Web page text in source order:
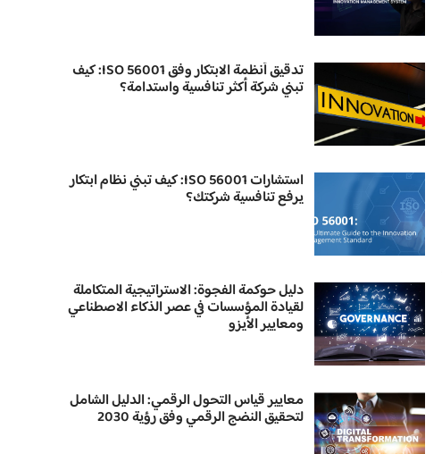
تدقيق أنظمة الابتكار وفق ISO 56001: كيف
تبني شركة أكثر تنافسية واستدامة؟
استشارات ISO 56001: كيف تبني نظام ابتكار
يرفع تنافسية شركتك؟
دليل حوكمة الفجوة: الاستراتيجية المتكاملة
لقيادة المؤسسات في عصر الذكاء الاصطناعي
ومعايير الأيزو
معايير قياس التحول الرقمي: الدليل الشامل
لتحقيق النضج الرقمي وفق رؤية 2030